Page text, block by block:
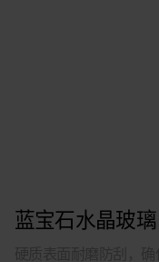
蓝宝石水晶玻璃